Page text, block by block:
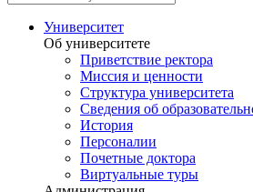
Университет
Об университете
Приветствие ректора
Миссия и ценности
Структура университета
Сведения об
История
Персоналии
Почетные доктора
Виртуальные туры